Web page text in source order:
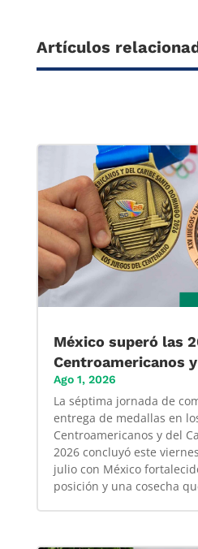
Artículos
México superó las
Centroamericanos
Ago 1, 2026
La séptima jornada de
entrega de medallas en
Centroamericanos y del
2026 concluyó este
julio con México
posición y una cosecha